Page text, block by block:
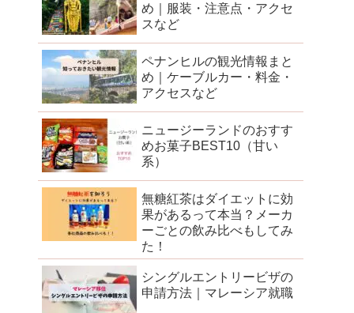
め｜服装・注意点・アクセ
スなど
ペナンヒルの観光情報まと
め｜ケーブルカー・料金・
アクセスなど
ニュージーランドのおすす
めお菓子BEST10（甘い
系）
無糖紅茶はダイエットに効
果があるって本当？メーカ
ーごとの飲み比べもしてみ
た！
シングルエントリービザの
申請方法｜マレーシア就職